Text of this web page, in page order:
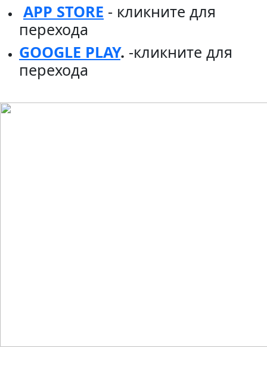
APP STORE - кликните для
перехода
GOOGLE PLAY. -кликните для
перехода